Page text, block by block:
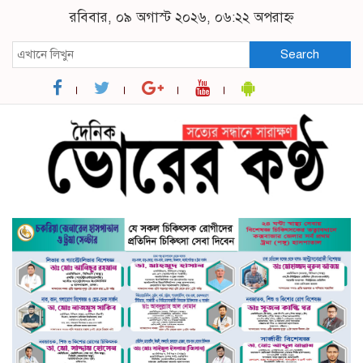
রবিবার, ০৯ অগাস্ট ২০২৬, ০৬:২২ অপরাহ্ন
Search